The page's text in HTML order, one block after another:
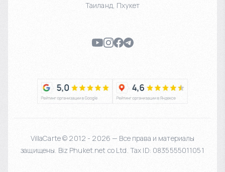
Таиланд, Пхукет
VillaCarte © 2012 - 2026 — Все права и материалы
защищены. Biz Phuket.net co Ltd. Tax ID: 0835555011051